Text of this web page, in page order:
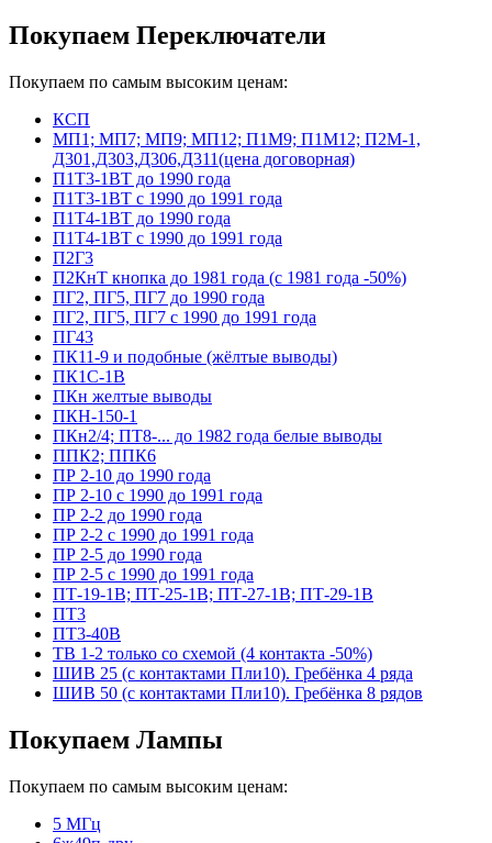
Покупаем Переключатели
Покупаем по самым высоким ценам:
КСП
МП1; МП7; МП9; МП12; П1М9; П1М12; П2М-1,
Д301,Д303,Д306,Д311(цена договорная)
П1Т3-1ВТ до 1990 года
П1Т3-1ВТ с 1990 до 1991 года
П1Т4-1ВТ до 1990 года
П1Т4-1ВТ с 1990 до 1991 года
П2Г3
П2КнТ кнопка до 1981 года (с 1981 года -50%)
ПГ2, ПГ5, ПГ7 до 1990 года
ПГ2, ПГ5, ПГ7 с 1990 до 1991 года
ПГ43
ПК11-9 и подобные (жёлтые выводы)
ПК1С-1В
ПКн желтые выводы
ПКН-150-1
ПКн2/4; ПТ8-... до 1982 года белые выводы
ППК2; ППК6
ПР 2-10 до 1990 года
ПР 2-10 с 1990 до 1991 года
ПР 2-2 до 1990 года
ПР 2-2 с 1990 до 1991 года
ПР 2-5 до 1990 года
ПР 2-5 с 1990 до 1991 года
ПТ-19-1В; ПТ-25-1В; ПТ-27-1В; ПТ-29-1В
ПТ3
ПТ3-40В
ТВ 1-2 только со схемой (4 контакта -50%)
ШИВ 25 (с контактами Пли10). Гребёнка 4 ряда
ШИВ 50 (с контактами Пли10). Гребёнка 8 рядов
Покупаем Лампы
Покупаем по самым высоким ценам:
5 МГц